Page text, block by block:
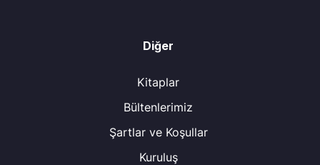
Diğer
Kitaplar
Bültenlerimiz
Şartlar ve Koşullar
Kuruluş